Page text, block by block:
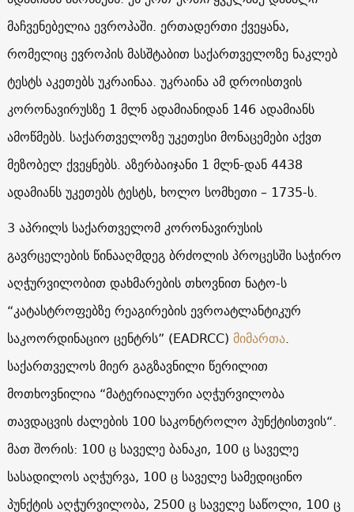
მაჩვენებელია ევროპაში. ერთადერთი ქვეყანა,
რომელიც ევროპის მასშტაბით საქართველოზე ნაკლებ
ტესტს აკეთებს უკრაინაა. უკრაინა ამ დროისთვის
კორონავირუსზე 1 მლნ ადამიანიდან 146 ადამიანს
ამოწმებს. საქართველოზე უკეთესი მონაცემები აქვთ
მეზობელ ქვეყნებს. აზერბაიჯანი 1 მლნ-დან 4438
ადამიანს უკეთებს ტესტს, ხოლო სომხეთი – 1735-ს.
3 აპრილს საქართველომ კორონავირუსის
გავრცელების წინააღმდეგ ბრძოლის პროცესში საჭირო
აღჭურვილობით დახმარების თხოვნით ნატო-ს
“კატასტროფებზე რეაგირების ევროატლანტიკურ
საკოორდინაციო ცენტრს” (EADRCC) მიმართა.
საქართველოს მიერ გაგზავნილი წერილით
მოთხოვნილია “მატერიალური აღჭურვილობა
თავდაცვის ძალების 100 საკონტროლო პუნქტისთვის“.
მათ შორის: 100 ც საველე ბანაკი, 100 ც საველე
სასადილოს აღჭურვა, 100 ც საველე სამედიცინო
პუნქტის აღჭურვილობა, 2500 ც საველე საწოლი, 100 ც